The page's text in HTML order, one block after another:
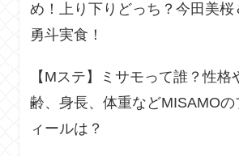
め！上り下りどっち？今田美桜
勇斗実食！
【Mステ】ミサモって誰？性格
齢、身長、体重などMISAMOの
ィールは？